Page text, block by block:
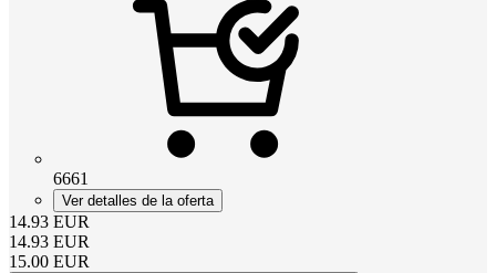
6661
Ver detalles de la oferta
14.93 EUR
14.93 EUR
15.00 EUR